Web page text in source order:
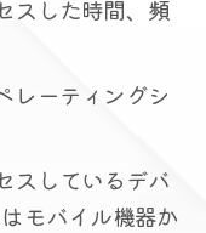
スした時間、頻
レーティングシ
スしているデバ
モバイル機器か